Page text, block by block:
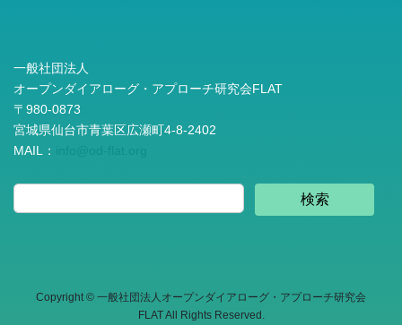
一般社団法人
オープンダイアローグ・アプローチ研究会FLAT
〒980-0873
宮城県仙台市青葉区広瀬町4-8-2402
MAIL：
検索
Copyright © 一般社団法人オープンダイアローグ・アプローチ研究会
FLAT All Rights Reserved.